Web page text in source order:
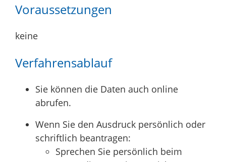
Voraussetzungen
keine
Verfahrensablauf
Sie können die Daten auch online
abrufen.
Wenn Sie den Ausdruck persönlich oder
schriftlich beantragen:
Sprechen Sie persönlich beim